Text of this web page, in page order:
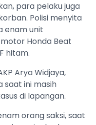
para pelaku juga
Polisi menyita
enam unit
Honda Beat
hitam.
Arya Widjaya,
saat ini masih
di lapangan.
orang saksi, saat